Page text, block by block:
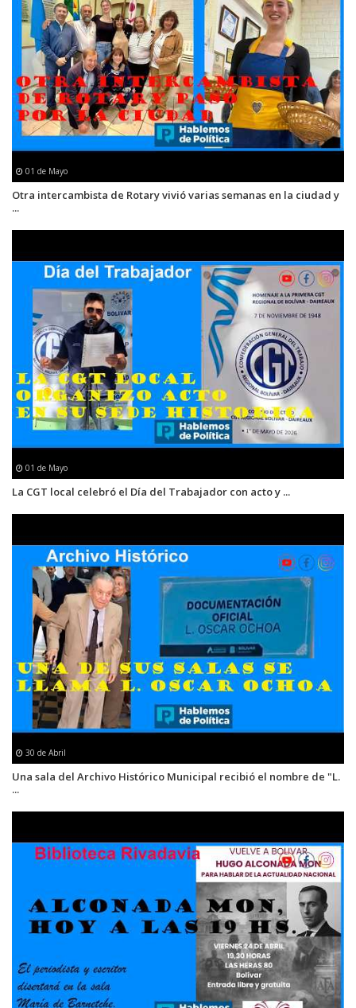
01 de Mayo
Otra intercambista de Rotary vivió varias semanas en la ciudad y
...
01 de Mayo
La CGT local celebró el Día del Trabajador con acto y ...
30 de Abril
Una sala del Archivo Histórico Municipal recibió el nombre de "L.
...